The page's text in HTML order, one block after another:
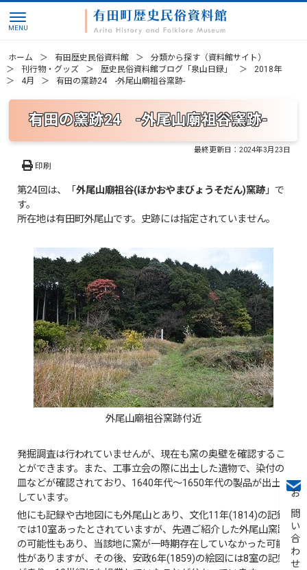
お問い合わせ
ホーム 有田歴史民俗資料館
分類から探す（資料館サイト）
刊行物・グッズ
歴史民俗資料館ブログ「泉山日録」
2018年
4月
有田の窯跡24 -外尾山廟祖谷窯跡-
有田の窯跡24 -外尾山廟祖谷窯跡-
最終更新日：2024年3月23日
印刷
第24回は、「外尾山廟祖谷(ほかおやまびょうそだん)窯跡 」で
す。
所在地は有田町外尾山です。史跡には指定されていません。
外尾山廟祖谷窯跡付近
発掘調査は行われていませんが、現在も窯の奥壁を確認するこ
とができます。また、工事立会の際に出土した遺物で、染付の
皿などが確認されており、1640年代～1650年代の製品が出土
しています。
他にも記録や古地図にも外尾山とあり、文化11年(1814)の記録
では10室あったとされていますが、先週ご紹介した外尾山窯跡
の可能性もあり、当該地に窯が一時期存在していなかった可能
性がありますが、その後、安政6年(1859)の絵図には8室の記録